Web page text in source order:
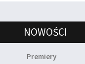
NOWOŚCI
Premiery